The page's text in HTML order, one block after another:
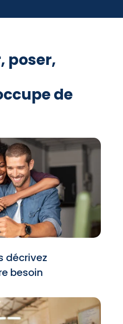
poser,
de
décrivez
besoin